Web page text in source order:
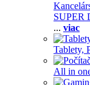
SUPER
... viac
Tablety,
All in